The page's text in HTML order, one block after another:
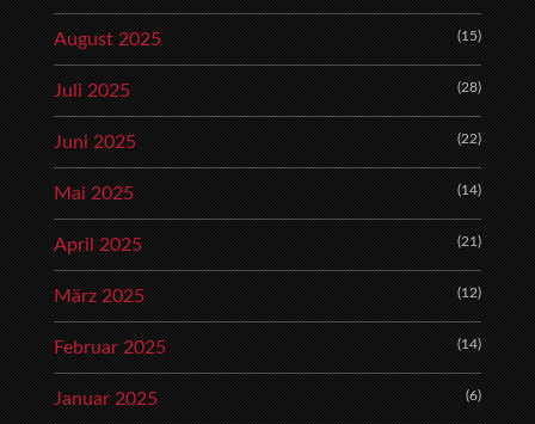
August 2025 (15)
Juli 2025 (28)
Juni 2025 (22)
Mai 2025 (14)
April 2025 (21)
März 2025 (12)
Februar 2025 (14)
Januar 2025 (6)